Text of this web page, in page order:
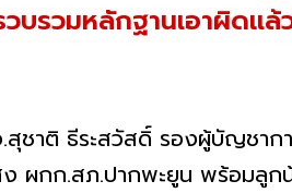
วบรวมหลักฐานเอาผิดแล้
ชาติ ธีระสวัสดิ์ รองผู้บัญชาก
ผกก.สภ.ปากพะยูน พร้อมลูก